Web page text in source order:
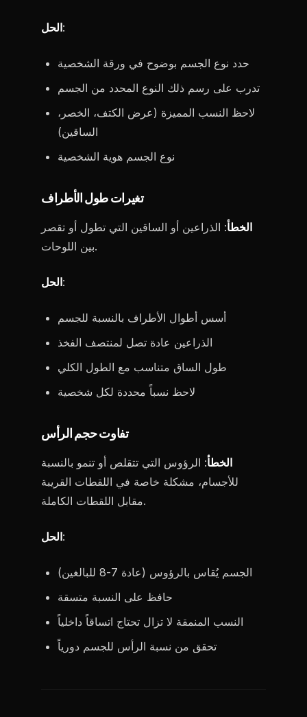
الحل:
حدد نوع الجسم بوضوح في ورقة الشخصية
تدرب على رسم ذلك النوع المحدد من الجسم
لاحظ النسب المميزة (عرض الكتف، الخصر،
الساقين)
نوع الجسم هوية الشخصية
تغيرات طول الأطراف
الخطأ: الذراعين أو الساقين التي تطول أو تقصر
بين اللوحات.
الحل:
أسس أطوال الأطراف بالنسبة للجسم
الذراعين عادة تصل لمنتصف الفخذ
طول الساق متناسب مع الطول الكلي
لاحظ نسباً محددة لكل شخصية
تفاوت حجم الرأس
الخطأ: الرؤوس التي تتقلص أو تنمو بالنسبة
للأجسام، مشكلة خاصة في اللقطات القريبة
مقابل اللقطات الكاملة.
الحل:
الجسم يُقاس بالرؤوس (عادة 7-8 للبالغين)
حافظ على النسبة متسقة
النسب المنمقة لا تزال تحتاج اتساقاً داخلياً
تحقق من نسبة الرأس للجسم دورياً